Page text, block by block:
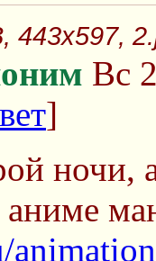
443x597,
Вс
]
ночи,